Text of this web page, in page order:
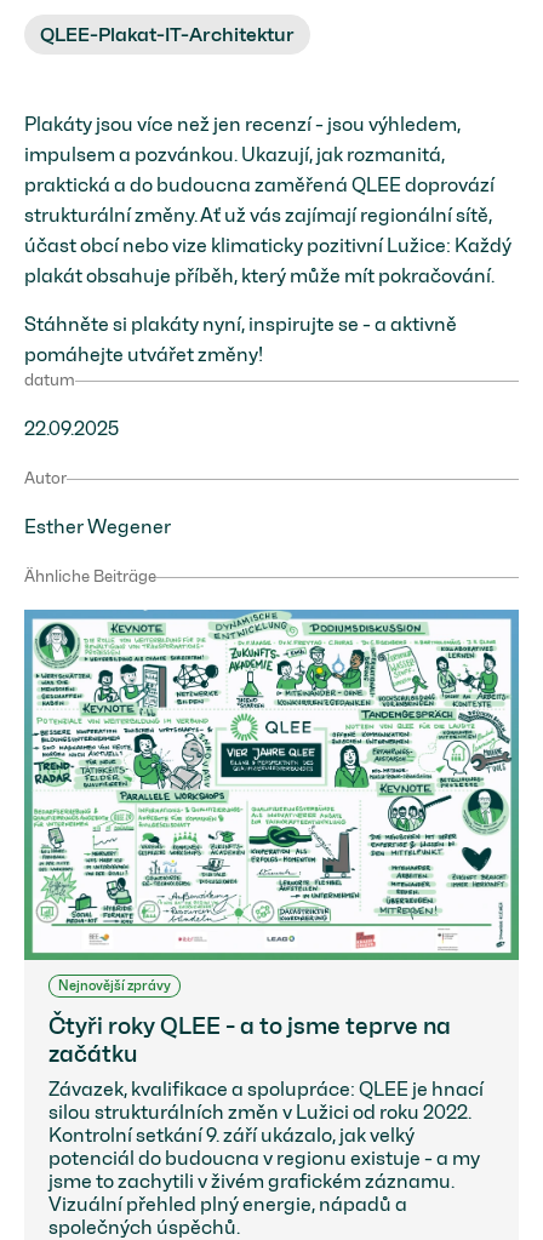
QLEE-Plakat-IT-Architektur
Plakáty jsou více než jen recenzí - jsou výhledem,
impulsem a pozvánkou. Ukazují, jak rozmanitá,
praktická a do budoucna zaměřená QLEE doprovází
strukturální změny. Ať už vás zajímají regionální sítě,
účast obcí nebo vize klimaticky pozitivní Lužice: Každý
plakát obsahuje příběh, který může mít pokračování.
Stáhněte si plakáty nyní, inspirujte se - a aktivně
pomáhejte utvářet změny!
datum
22.09.2025
Autor
Esther Wegener
Ähnliche Beiträge
Nejnovější zprávy
Čtyři roky QLEE - a to jsme teprve na
začátku
Závazek, kvalifikace a spolupráce: QLEE je hnací
silou strukturálních změn v Lužici od roku 2022.
Kontrolní setkání 9. září ukázalo, jak velký
potenciál do budoucna v regionu existuje - a my
jsme to zachytili v živém grafickém záznamu.
Vizuální přehled plný energie, nápadů a
společných úspěchů.